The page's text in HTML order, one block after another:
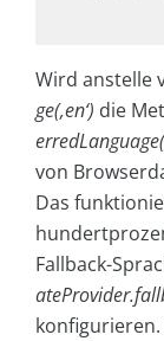
Wird anstelle
ge(‚en‘) die
von
Das
Fallback-